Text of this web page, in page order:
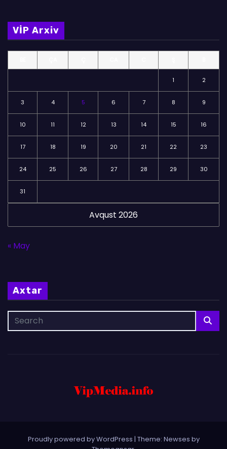
m
l
VİP Arxiv
Avqust 2026
1 2
3 4 5 6 7 8 9
10 11 12 13 14 15 16
17 18 19 20 21 22 23
24 25 26 27 28 29 30
31
« May
Axtar
Proudly powered by WordPress | Theme: Newses by